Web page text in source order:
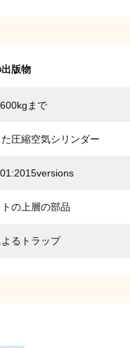
版物
まで
圧縮空気シリンダー
の上層の部品
るトラップ